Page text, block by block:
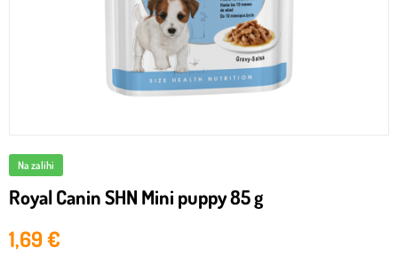
Na zalihi
Royal Canin SHN Mini puppy 85 g
1,69€